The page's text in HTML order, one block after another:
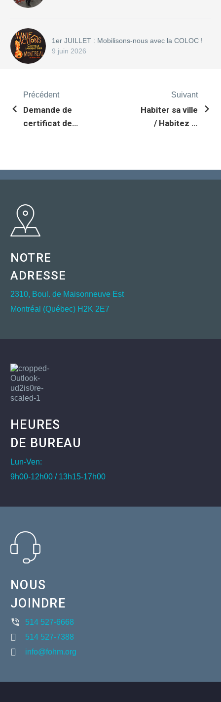
1er JUILLET : Mobilisons-nous avec la COLOC !
9 juin 2026
Précédent
Demande de
certificat de
Suivant
Habiter sa ville
/ Habitez la
NOTRE
ADRESSE
2310, Boul. de Maisonneuve Est
Montréal (Québec) H2K 2E7
HEURES
DE BUREAU
Lun-Ven:
9h00-12h00 / 13h15-17h00
NOUS
JOINDRE
514 527-6668
514 527-7388
info@fohm.org